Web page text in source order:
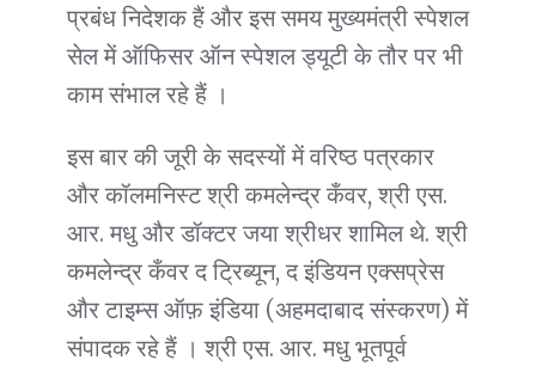
प्रबंध निदेशक हैं और इस समय मुख्यमंत्री स्पेशल
सेल में ऑफिसर ऑन स्पेशल ड्यूटी के तौर पर भी
काम संभाल रहे हैं ।
इस बार की जूरी के सदस्यों में वरिष्ठ पत्रकार
और कॉलमनिस्ट श्री कमलेन्द्र कँवर, श्री एस.
आर. मधु और डॉक्टर जया श्रीधर शामिल थे. श्री
कमलेन्द्र कँवर द ट्रिब्यून, द इंडियन एक्सप्रेस
और टाइम्स ऑफ़ इंडिया (अहमदाबाद संस्करण) में
संपादक रहे हैं । श्री एस. आर. मधु भूतपूर्व